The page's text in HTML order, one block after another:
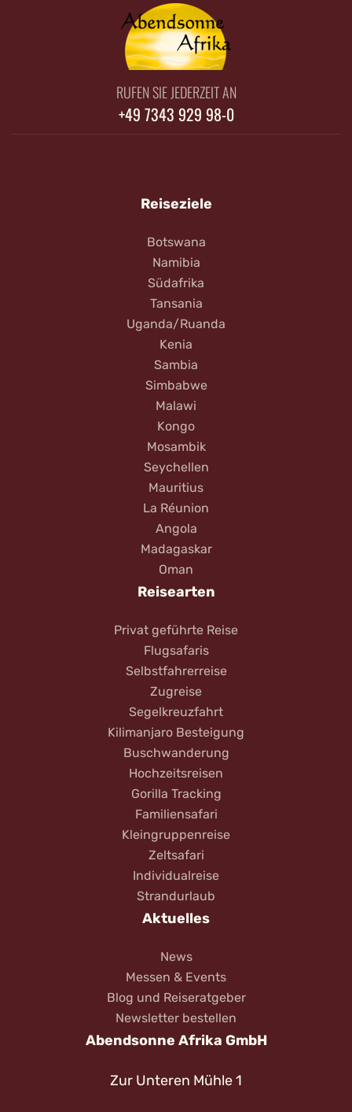
RUFEN SIE JEDERZEIT AN
+49 7343 929 98-0
Reiseziele
Botswana
Namibia
Südafrika
Tansania
Uganda/Ruanda
Kenia
Sambia
Simbabwe
Malawi
Kongo
Mosambik
Seychellen
Mauritius
La Réunion
Angola
Madagaskar
Oman
Reisearten
Privat geführte Reise
Flugsafaris
Selbstfahrerreise
Zugreise
Segelkreuzfahrt
Kilimanjaro Besteigung
Buschwanderung
Hochzeitsreisen
Gorilla Tracking
Familiensafari
Kleingruppenreise
Zeltsafari
Individualreise
Strandurlaub
Aktuelles
News
Messen & Events
Blog und Reiseratgeber
Newsletter bestellen
Abendsonne Afrika GmbH
Zur Unteren Mühle 1